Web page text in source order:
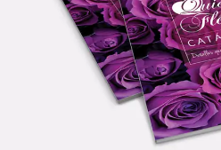
Diseño Gráfico,Redes Sociales,